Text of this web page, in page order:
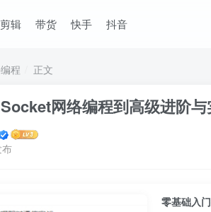
剪辑 带货 快手 抖音
程 正文
网络编程到高级进阶
零基础入